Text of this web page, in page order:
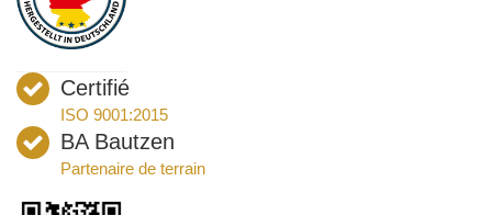
Certifié
ISO 9001:2015
BA Bautzen
Partenaire de terrain